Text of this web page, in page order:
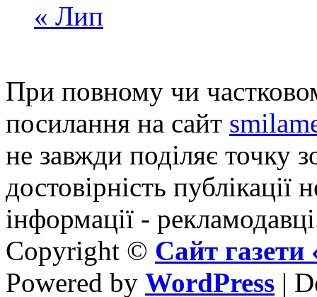
« Лип
При повному чи
посилання на сайт
не завжди поділяє точку
достовірність публікації
інформації -
Copyright © Сайт
Powered by WordPress |